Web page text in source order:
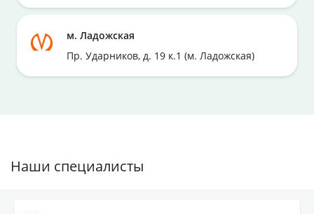
м. Ладожская
Пр. Ударников, д. 19 к.1 (м. Ладожская)
Наши специалисты